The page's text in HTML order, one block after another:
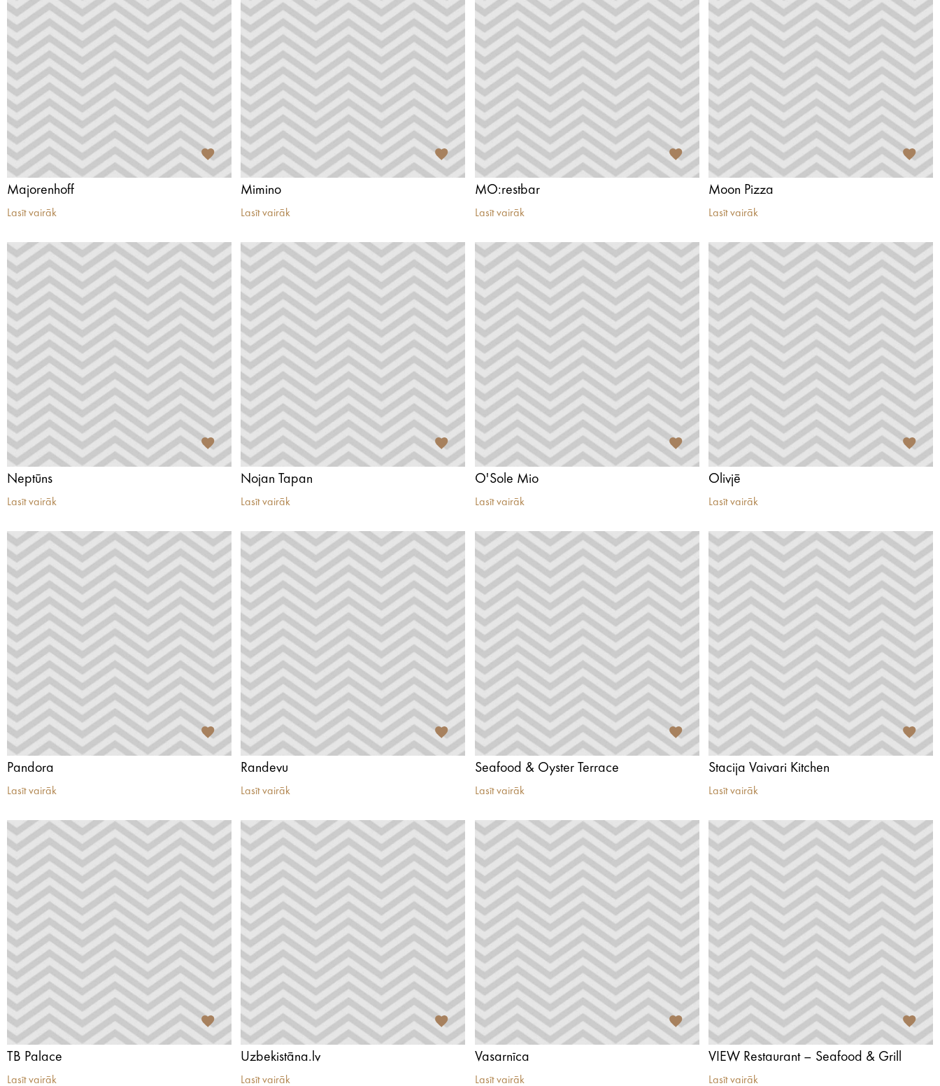
Majorenhoff
Lasīt vairāk
Mimino
Lasīt vairāk
MO:restbar
Lasīt vairāk
Moon Pizza
Lasīt vairāk
Neptūns
Lasīt vairāk
Nojan Tapan
Lasīt vairāk
O'Sole Mio
Lasīt vairāk
Olivjē
Lasīt vairāk
Pandora
Lasīt vairāk
Randevu
Lasīt vairāk
Seafood & Oyster Terrace
Lasīt vairāk
Stacija Vaivari Kitchen
Lasīt vairāk
TB Palace
Lasīt vairāk
Uzbekistāna.lv
Lasīt vairāk
Vasarnīca
Lasīt vairāk
VIEW Restaurant – Seafood & Grill
Lasīt vairāk